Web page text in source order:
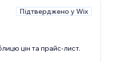
Підтверджено у Wix
цін та прайс-лист.